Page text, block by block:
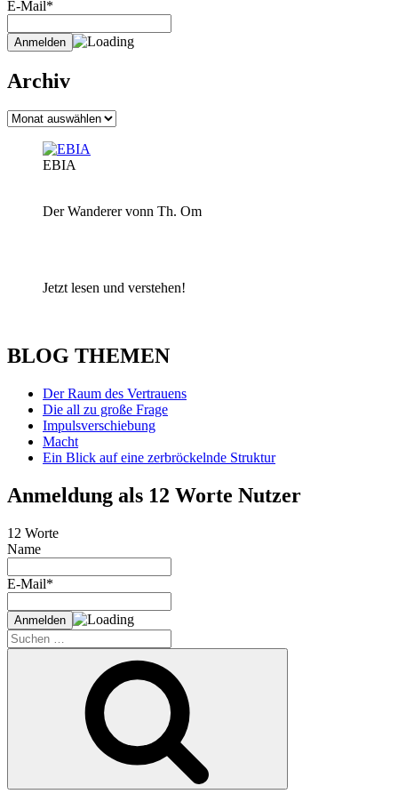
E-Mail*
Archiv
Archiv
EBIA
Der Wanderer vonn Th. Om
Jetzt lesen und verstehen!
BLOG THEMEN
Der Raum des Vertrauens
Die all zu große Frage
Impulsverschiebung
Macht
Ein Blick auf eine zerbröckelnde Struktur
Anmeldung als 12 Worte Nutzer
12 Worte
Name
E-Mail*
Suche
nach: